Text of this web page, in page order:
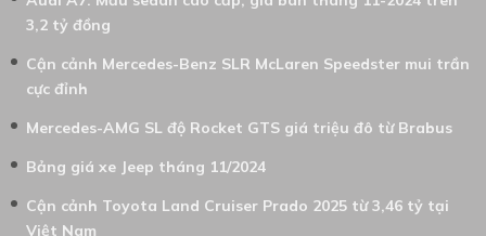
3,2 tỷ đồng
Cận cảnh Mercedes-Benz SLR McLaren Speedster mui trần
cực đỉnh
Mercedes-AMG SL độ Rocket GTS giá triệu đô từ Brabus
Bảng giá xe Jeep tháng 11/2024
Cận cảnh Toyota Land Cruiser Prado 2025 từ 3,46 tỷ tại
Việt Nam